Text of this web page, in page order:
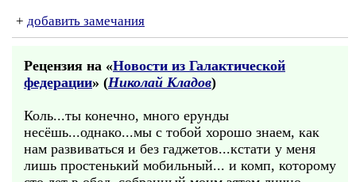
+ добавить замечания
Рецензия на «Новости из Галактической
федерации» (Николай Кладов)
Коль...ты конечно, много ерунды
несёшь...однако...мы с тобой хорошо знаем, как
нам развиваться и без гаджетов...кстати у меня
лишь простенький мобильный... и комп, которому